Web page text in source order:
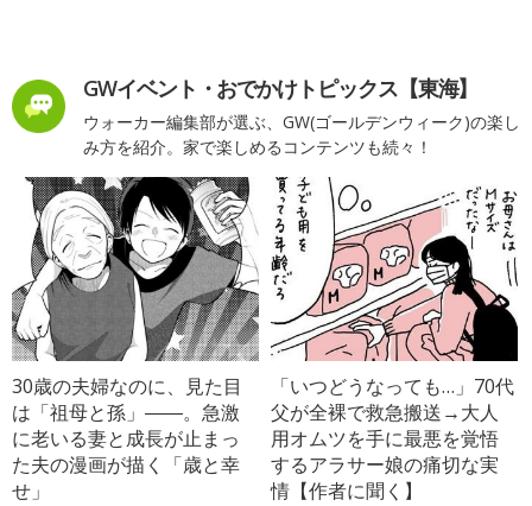
GWイベント・おでかけトピックス【東海】
ウォーカー編集部が選ぶ、GW(ゴールデンウィーク)の楽し
み方を紹介。家で楽しめるコンテンツも続々！
30歳の夫婦なのに、見た目
は「祖母と孫」――。急激
に老いる妻と成長が止まっ
た夫の漫画が描く「歳と幸
せ」
「いつどうなっても…」70代
父が全裸で救急搬送→大人
用オムツを手に最悪を覚悟
するアラサー娘の痛切な実
情【作者に聞く】